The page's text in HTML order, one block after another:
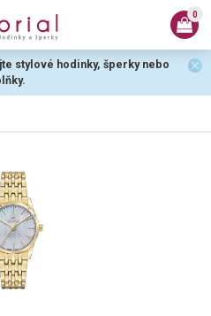
stylové hodinky, šperky nebo
0